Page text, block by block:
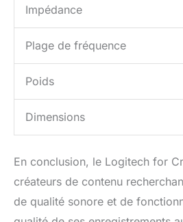
Impédance
Plage de fréquence
Poids
Dimensions
En conclusion, le Logitech for
créateurs de contenu
de qualité sonore et de